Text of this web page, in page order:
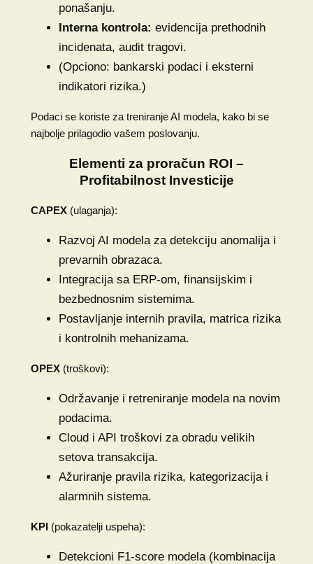
ponašanju.
Interna kontrola: evidencija prethodnih
incidenata, audit tragovi.
(Opciono: bankarski podaci i eksterni
indikatori rizika.)
Podaci se koriste za treniranje AI modela, kako bi se
najbolje prilagodio vašem poslovanju.
Elementi za proračun ROI –
Profitabilnost Investicije
CAPEX (ulaganja):
Razvoj AI modela za detekciju anomalija i
prevarnih obrazaca.
Integracija sa ERP-om, finansijskim i
bezbednosnim sistemima.
Postavljanje internih pravila, matrica rizika
i kontrolnih mehanizama.
OPEX (troškovi):
Održavanje i retreniranje modela na novim
podacima.
Cloud i API troškovi za obradu velikih
setova transakcija.
Ažuriranje pravila rizika, kategorizacija i
alarmnih sistema.
KPI (pokazatelji uspeha):
Detekcioni F1-score modela (kombinacija